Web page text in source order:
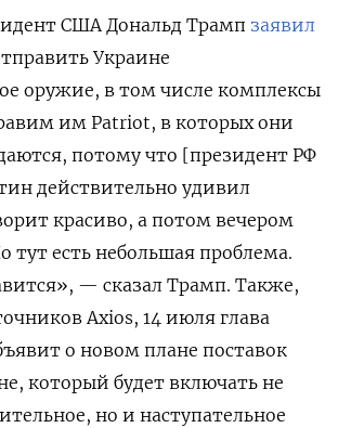
США Дональд Трамп заявил
Украине
оружие, в том числе комплексы
им Patriot, в которых они
потому что [президент РФ
действительно удивил
красиво, а потом вечером
тут есть небольшая проблема.
— сказал Трамп. Также,
Axios, 14 июля глава
о новом плане поставок
который будет включать не
но и наступательное